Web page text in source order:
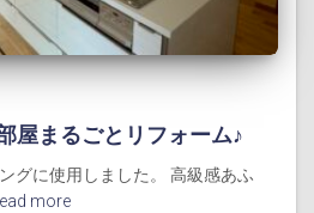
まるごとリフォーム♪
グに使用しました。 高級感あふ
more